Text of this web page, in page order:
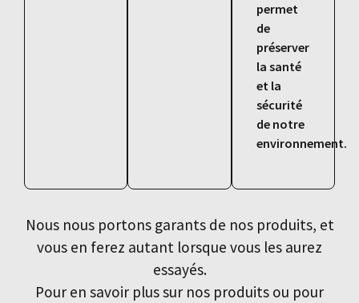
permet
de
préserver
la santé
et la
sécurité
de notre
environnement.
Nous nous portons garants de nos produits, et
vous en ferez autant lorsque vous les aurez
essayés.
Pour en savoir plus sur nos produits ou pour